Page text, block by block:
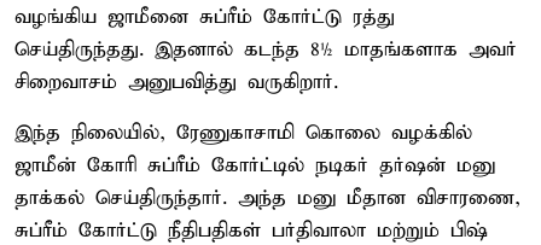
வழங்கிய ஜாமீனை சுப்ரீம் கோர்ட்டு ரத்து
செய்திருந்தது. இதனால் கடந்த 8½ மாதங்களாக அவர்
சிறைவாசம் அனுபவித்து வருகிறார்.
இந்த நிலையில், ரேணுகாசாமி கொலை வழக்கில்
ஜாமீன் கோரி சுப்ரீம் கோர்ட்டில் நடிகர் தர்ஷன் மனு
தாக்கல் செய்திருந்தார். அந்த மனு மீதான விசாரணை,
சுப்ரீம் கோர்ட்டு நீதிபதிகள் பர்திவாலா மற்றும் பிஷ்